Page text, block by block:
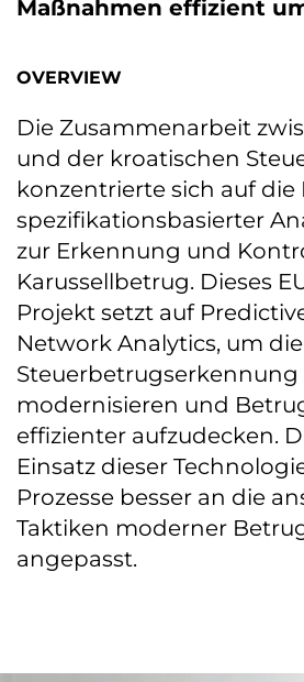
Maßnahmen effizient
OVERVIEW
Die Zusammenarbeit
und der kroatischen
konzentrierte sich auf
spezifikationsbasierter
zur Erkennung und
Karussellbetrug. Dieses
Projekt setzt auf
Network Analytics, um die
Steuerbetrugserkennung
modernisieren und
effizienter aufzudecken.
Einsatz dieser
Prozesse besser an die
Taktiken moderner
angepasst.